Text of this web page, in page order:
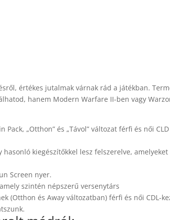
értékes jutalmak várnak rád a játékban.
hanem Modern Warfare II-ben vagy
Pack, „Otthon” és „Távol” változat férfi és női
kiegészítőkkel lesz felszerelve,
Screen nyer.
szintén népszerű versenytárs
(Otthon és Away változatban) férfi és női CDL-